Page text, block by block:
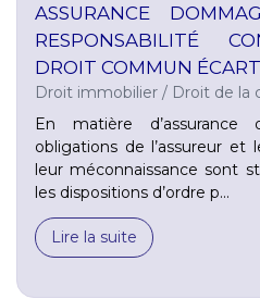
ASSURANCE
RESPONSABILITÉ
DROIT COMMUN
Droit immobilier / Droit de la
En matière d’assurance
obligations de l’assureur et
leur méconnaissance sont
les dispositions d’ordre p...
Lire la suite